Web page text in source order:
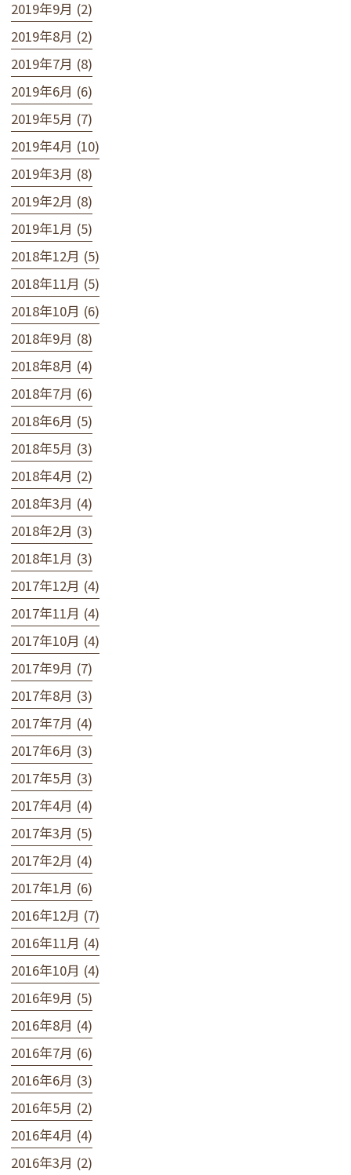
2019年9月 (2)
2019年8月 (2)
2019年7月 (8)
2019年6月 (6)
2019年5月 (7)
2019年4月 (10)
2019年3月 (8)
2019年2月 (8)
2019年1月 (5)
2018年12月 (5)
2018年11月 (5)
2018年10月 (6)
2018年9月 (8)
2018年8月 (4)
2018年7月 (6)
2018年6月 (5)
2018年5月 (3)
2018年4月 (2)
2018年3月 (4)
2018年2月 (3)
2018年1月 (3)
2017年12月 (4)
2017年11月 (4)
2017年10月 (4)
2017年9月 (7)
2017年8月 (3)
2017年7月 (4)
2017年6月 (3)
2017年5月 (3)
2017年4月 (4)
2017年3月 (5)
2017年2月 (4)
2017年1月 (6)
2016年12月 (7)
2016年11月 (4)
2016年10月 (4)
2016年9月 (5)
2016年8月 (4)
2016年7月 (6)
2016年6月 (3)
2016年5月 (2)
2016年4月 (4)
2016年3月 (2)